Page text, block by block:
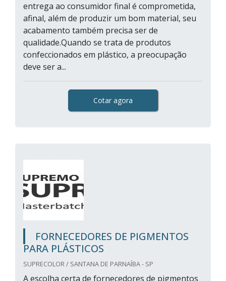
entrega ao consumidor final é comprometida,
afinal, além de produzir um bom material, seu
acabamento também precisa ser de
qualidade.Quando se trata de produtos
confeccionados em plástico, a preocupação
deve ser a...
Cotar agora
FORNECEDORES DE PIGMENTOS
PARA PLÁSTICOS
SUPRECOLOR / SANTANA DE PARNAÍBA - SP
A escolha certa de fornecedores de pigmentos